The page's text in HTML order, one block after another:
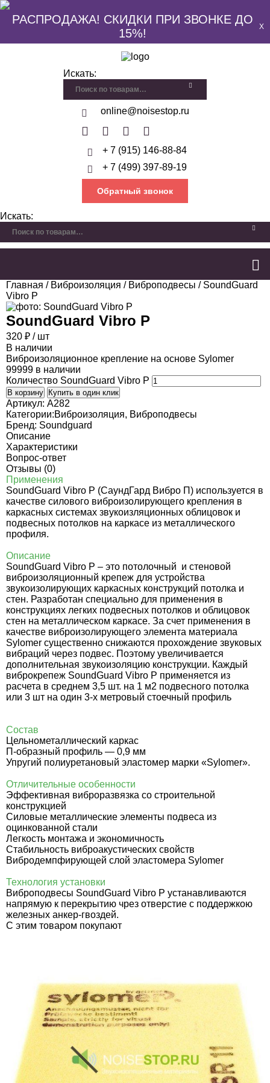
РАСПРОДАЖА! СКИДКИ ПРИ ЗВОНКЕ ДО
15%!
X
Искать:
online@noisestop.ru
+ 7 (915) 146-88-84
+ 7 (499) 397-89-19
Обратный звонок
Искать:
Главная / Виброизоляция / Виброподвесы / SoundGuard
Vibro P
SoundGuard Vibro P
320 ₽ / шт
В наличии
Виброизоляционное крепление на основе Sylomer
99999 в наличии
Количество SoundGuard Vibro P
В корзину Купить в один клик
Артикул: A282
Категории:Виброизоляция, Виброподвесы
Бренд: Soundguard
Описание
Характеристики
Вопрос-ответ
Отзывы (0)
Применения
SoundGuard Vibro P (СаундГард Вибро П) используется в
качестве силового виброизолирующего крепления в
каркасных системах звукоизляционных облицовок и
подвесных потолков на каркасе из металлического
профиля.
Описание
SoundGuard Vibro P – это потолочный и стеновой
виброизоляционный крепеж для устройства
звукоизолирующих каркасных конструкций потолка и
стен. Разработан специально для применения в
конструкциях легких подвесных потолков и облицовок
стен на металлическом каркасе. За счет применения в
качестве виброизолирующего элемента материала
Sylomer существенно снижаются прохождение звуковых
вибраций через подвес. Поэтому увеличивается
дополнительная звукоизоляцию конструкции. Каждый
виброкрепеж SoundGuard Vibro P применяется из
расчета в среднем 3,5 шт. на 1 м2 подвесного потолка
или 3 шт на один 3-х метровый стоечный профиль
Состав
Цельнометаллический каркас
П-образный профиль — 0,9 мм
Упругий полиуретановый эластомер марки «Sylomer».
Отличительные особенности
Эффективная виброразвязка со строительной
конструкцией
Силовые металлические элементы подвеса из
оцинкованной стали
Легкость монтажа и экономичность
Стабильность виброакустических свойств
Вибродемпфирующей слой эластомера Sylomer
Технология установки
Виброподвесы SoundGuard Vibro P устанавливаются
напрямую к перекрытию чрез отверстие с поддержкою
железных анкер-гвоздей.
C этим товаром покупают